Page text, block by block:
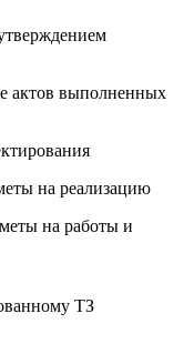
актов выполненных
на реализацию
на работы и
ТЗ